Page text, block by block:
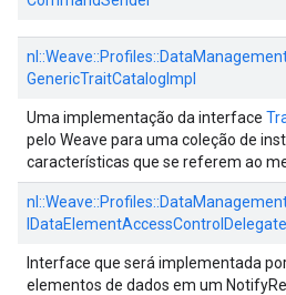
nl::Weave::Profiles::
GenericTraitCatalogImpl
Uma implementação da interface
pelo Weave para uma coleção de
características que se referem ao
nl::Weave::Profiles::
IDataElementAccessControlDelegate
Interface que será implementada
elementos de dados em um